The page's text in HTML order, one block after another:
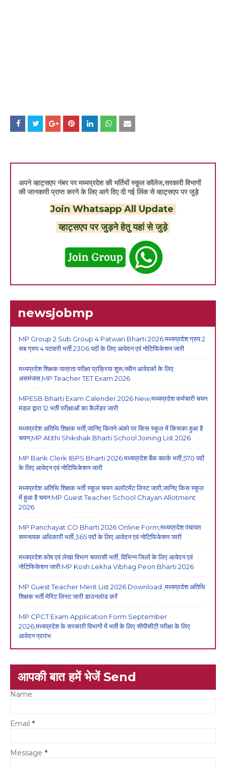
अपने व्हाट्सएप नंबर पर मध्यप्रदेश की भर्तियों स्कूल कॉलेज,सरकारी विभागों
की जानकारी प्राप्त करने के लिए आगे दिए दी गई लिंक से व्हाट्सएप पर जुड़े
Join Whatsapp All Update
व्हाट्सएप पर जुड़ने हेतु यहां से जुड़े
newsjobmp
MP Group 2 Sub Group 4 Patwari Bharti 2026:मध्यप्रदेश ग्रुप 2
सब ग्रुप 4 पटवारी भर्ती 2306 पदों के लिए आवेदन एवं नोटिफिकेशन जारी
मध्यप्रदेश शिक्षक पात्रता परीक्षा प्रक्रिया शुरू,नवीन आवेदकों के लिए
असमंजस,MP Teacher TET Exam 2026
MPESB Bharti Exam Calender 2026 New,मध्यप्रदेश कर्मचारी चयन
मंडल द्वारा 12 भर्ती परीक्षाओं का कैलेंडर जारी
मध्यप्रदेश अतिथि शिक्षक भर्ती,जानिए कितने अंको पर किस स्कूल में किसका हुआ है
चयन,MP Atithi Shikshak Bharti School Joining List 2026
MP Bank Clerk IBPS Bharti 2026:मध्यप्रदेश बैंक क्लर्क भर्ती,570 पदों
के लिए आवेदन एवं नोटिफिकेशन जारी
मध्यप्रदेश अतिथि शिक्षक भर्ती स्कूल चयन अलॉटमेंट लिस्ट जारी,जानिए किस स्कूल
में हुआ है चयन:MP Guest Teacher School Chayan Allotment
2026
MP Panchayat CO Bharti 2026 Online Form,मध्यप्रदेश पंचायत
समन्वयक अधिकारी भर्ती,365 पदों के लिए आवेदन एवं नोटिफिकेशन जारी
मध्यप्रदेश कोष एवं लेखा विभाग चपरासी भर्ती, विभिन्न जिलों के लिए आवेदन एवं
नोटिफिकेशन जारी:MP Kosh Lekha Vibhag Peon Bharti 2026
MP Guest Teacher Merit List 2026 Download ,मध्यप्रदेश अतिथि
शिक्षक भर्ती मेरिट लिस्ट जारी डाउनलोड करें
MP CPCT Exam Application Form September
2026,मध्यप्रदेश के सरकारी विभागों में भर्ती के लिए सीपीसीटी परीक्षा के लिए
आवेदन प्रारंभ
आपकी बात हमें भेजें Send
Name
Email *
Message *